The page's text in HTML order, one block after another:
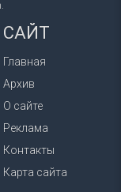
САЙТ
Главная
Архив
О сайте
Реклама
Контакты
Карта сайта